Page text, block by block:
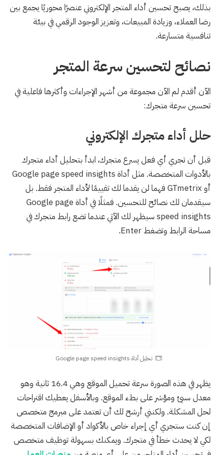
بذلك، يصبح تحسين أداء المتجر الإلكتروني عنصرًا محوريًا يجمع بين
رضا العملاء، وزيادة المبيعات، وتعزيز الوجود الرقمي في بيئة
تنافسية متسارعة.
نصائح لتحسين سرعة المتجر
الآن أقدم لم الآن مجموعة من أشهر الإجراءات وأكثرها فاعلية في
تحسين سرعة متجرك:
حلل أداء متجرك الإلكتروني
قبل أن تجري أي فعل يسرع متجرك، ابدأ بتحليل أداء متجرك
بالأدوات المتخصصة. مثل أداة Google page speed insights
أو GTmetrix فهما لن يقدما لك تقييمًا لأداء المتجر فقط. بل
سيقدمان لك نصائح للتحسين. فمثلًا في أداة Google page
speed insights سيظهر لك الآتي عندما تضع رابط متجرك في
مساحة الرابط وتضغط Enter.
تحليل أداة Google page speed insights
يظهر في هذه الصورة سرعة تحميل الموقع وهي 16.4 ثانية وهو
معدل سيئ ومؤشر على بطء الموقع. وبالأسفل يعطيك اقتراحات
لحل المشكلة. ولكنني أرشح لك أن تعتمد على مبرمج متخصص
إن كنت ستجري أي إجراء خاص بالأكواد أو الإضافات المتخصصة
لكي لا يحدث خطأ في متجرك. ويمكنك بسهولة توظيف متخصص